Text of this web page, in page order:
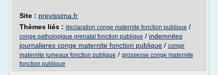
Site : previssima.fr
Thèmes liés : declaration conge maternite fonction publique /
conge pathologique prenatal fonction publique / indemnites
journalieres conge maternite fonction publique / conge
maternite jumeaux fonction publique / grossesse conge maternite
fonction publique